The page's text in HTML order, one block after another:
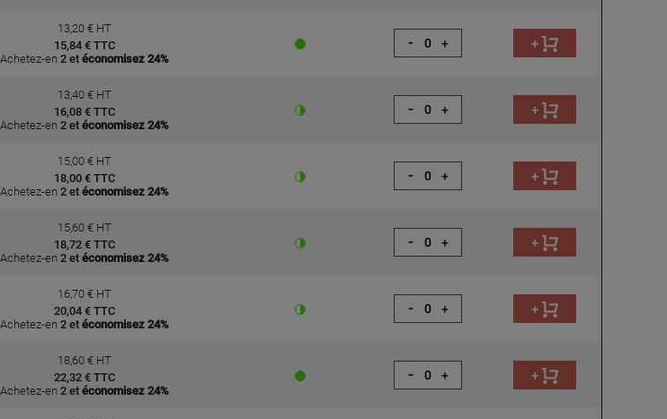
13,20 € HT
15,84 € TTC
Achetez-en 2 et économisez 24%
- + +
13,40 € HT
16,08 € TTC
Achetez-en 2 et économisez 24%
- + +
15,00 € HT
18,00 € TTC
Achetez-en 2 et économisez 24%
- + +
15,60 € HT
18,72 € TTC
Achetez-en 2 et économisez 24%
- + +
16,70 € HT
20,04 € TTC
Achetez-en 2 et économisez 24%
- + +
18,60 € HT
22,32 € TTC
Achetez-en 2 et économisez 24%
- + +